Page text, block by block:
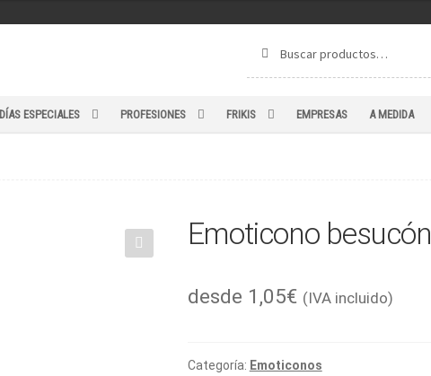
por:
DÍAS ESPECIALES PROFESIONES FRIKIS EMPRESAS A MEDIDA
Emoticono besucón
desde 1,05€ (IVA incluido)
Categoría: Emoticonos